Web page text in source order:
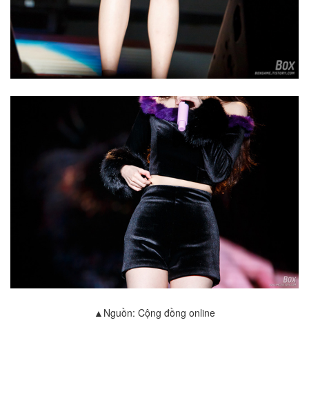
▲Nguồn: Cộng đồng online